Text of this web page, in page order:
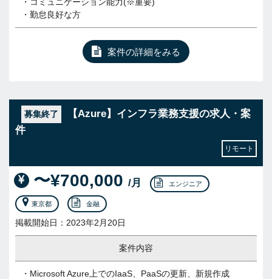
・勤怠良好な方
案件の詳細をみる
募集終了
【Azure】インフラ業務支援の求人・案
件
リモート
〜¥700,000 /月 エンジニア
東京都 金融
掲載開始日：2023年2月20日
案件内容
・Microsoft Azure上でのIaaS、PaaSの更新、新規作成